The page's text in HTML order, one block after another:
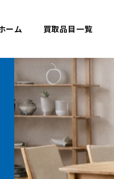
ーム 買取品目一覧